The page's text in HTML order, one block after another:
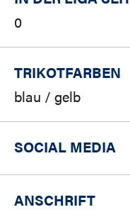
0
TRIKOTFARBEN
blau / gelb
SOCIAL MEDIA
ANSCHRIFT